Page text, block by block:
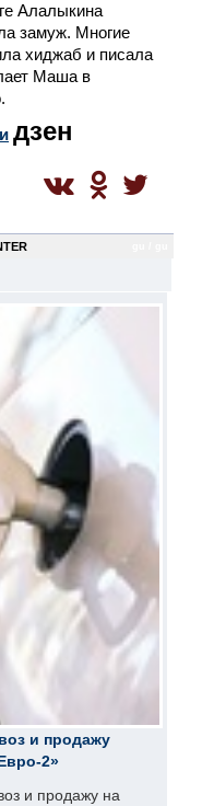
Алалыкина
замуж. Многие
хиджаб и писала
Маша в
дзен
и продажу
2»
и продажу на